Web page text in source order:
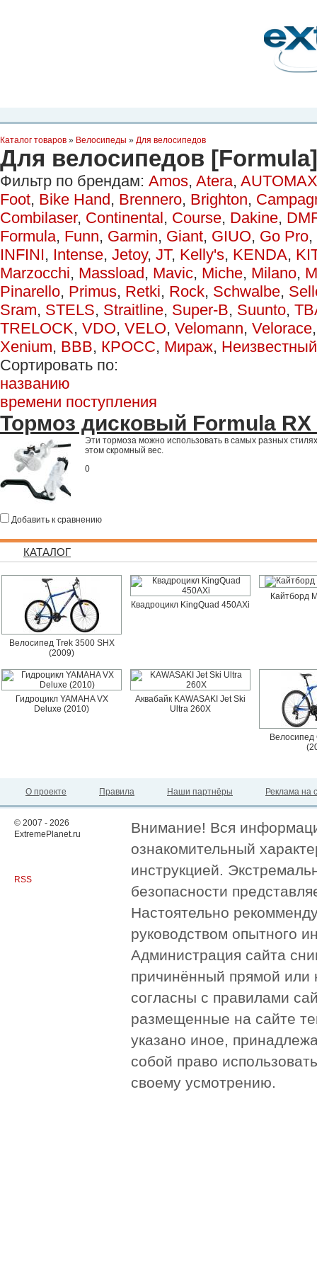
Каталог товаров » Велосипеды » Для велосипедов
Для велосипедов [Formula]
Фильтр по брендам: Amos, Atera,
Foot, Bike Hand, Brennero, Brighton,
Combilaser, Continental, Course, Dakine,
Formula, Funn, Garmin, Giant, GIUO, Go Pro,
INFINI, Intense, Jetoy, JT, Kelly's, KENDA,
Marzocchi, Massload, Mavic, Miche, Milano,
Pinarello, Primus, Retki, Rock, Schwalbe,
Sram, STELS, Straitline, Super-B, Suunto,
TRELOCK, VDO, VELO, Velomann, Velorace
Xenium, ВВВ, КРОСС, Мираж, Неизвестный
Сортировать по:
названию
времени поступления
Тормоз дисковый Formula RX
Эти тормоза можно использовать в самых разных
этом скромный вес.
0
Добавить к сравнению
КАТАЛОГ
Велосипед Trek 3500 SHX
(2009)
Квадроцикл KingQuad 450AXi
Кайтборд
Гидроцикл YAMAHA VX
Deluxe (2010)
Аквабайк KAWASAKI Jet Ski
Ultra 260X
Велосипед
О проекте Правила Наши партнёры Реклама на
© 2007 - 2026
ExtremePlanet.ru
RSS
Внимание! Вся
ознакомительный
инструкцией.
безопасности
Настоятельно
руководством опытного
Администрация сайта
причинённый прямой или
согласны с правилами
размещенные на сайте
указано иное,
собой право
своему усмотрению.